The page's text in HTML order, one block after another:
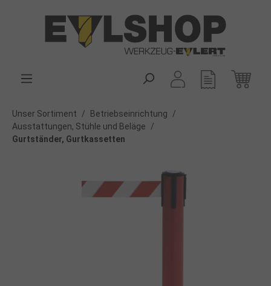
Unser Sortiment / Betriebseinrichtung
/
Ausstattungen, Stühle und Beläge
/
Gurtständer, Gurtkassetten